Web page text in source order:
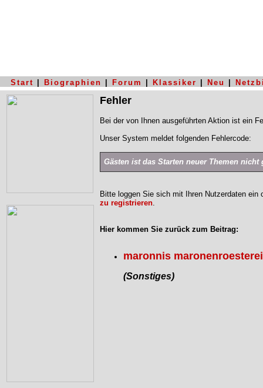
Start Biographien Forum Klassiker Neu
Fehler
Bei der von Ihnen ausgeführten Aktion ist ein
Unser System meldet folgenden Fehlercode:
Gästen ist das Starten neuer Themen nicht
Bitte loggen Sie sich mit Ihren Nutzerdaten
zu registrieren.
Hier kommen Sie zurück zum Beitrag:
maronnis maronenroesterei
(Sonstiges)